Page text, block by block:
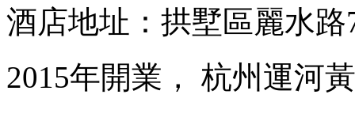
酒店地址：拱墅區麗水
2015年開業， 杭州運